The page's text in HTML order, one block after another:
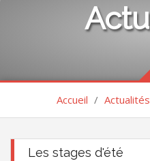
Accueil / Actualités
Les stages d'été